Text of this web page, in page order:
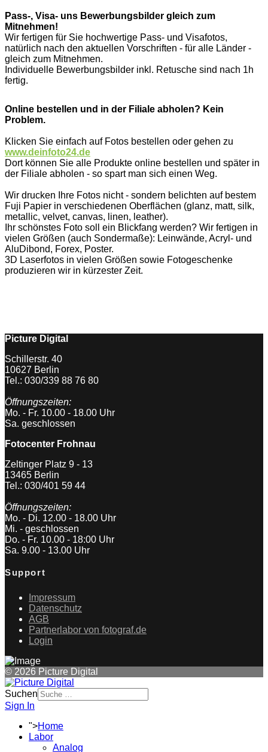
Pass-, Visa- uns Bewerbungsbilder gleich zum
Mitnehmen!
Wir fertigen für Sie hochwertige Pass- und Visafotos,
natürlich nach den aktuellen Vorschriften - für alle Länder -
gleich zum Mitnehmen.
Individuelle Bewerbungsbilder inkl. Retusche sind nach 1h
fertig.
Online bestellen und in der Filiale abholen? Kein
Problem.
Klicken Sie einfach auf Fotos bestellen oder gehen zu
www.deinfoto24.de
Dort können Sie alle Produkte online bestellen und später in
der Filiale abholen - so spart man sich einen Weg.
Wir drucken Ihre Fotos nicht - sondern belichten auf bestem
Fuji Papier in verschiedenen Oberflächen (glanz, matt, silk,
metallic, velvet, canvas, linen, leather).
Ihr schönstes Foto soll ein Blickfang werden? Wir fertigen in
vielen Größen (auch Sondermaße): Leinwände, Acryl- und
AluDibond, Forex, Poster.
3D Laserfotos in vielen Größen sowie Fotogeschenke
produzieren wir in kürzester Zeit.
Picture Digital
Schillerstr. 40
10627 Berlin
Tel.: 030/339 88 76 80
Öffnungszeiten:
Mo. - Fr. 10.00 - 18.00 Uhr
Sa. geschlossen
Fotocenter Frohnau
Zeltinger Platz 9 - 13
13465 Berlin
Tel.: 030/401 59 44
Öffnungszeiten:
Mo. - Di. 12.00 - 18.00 Uhr
Mi. - geschlossen
Do. - Fr. 10.00 - 18:00 Uhr
Sa. 9.00 - 13.00 Uhr
Support
Impressum
Datenschutz
AGB
Partnerlabor von fotograf.de
Login
© 2026 Picture Digital
Suchen
Sign In
">Home
Labor
Analog